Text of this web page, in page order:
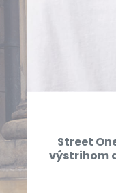
Street
výstrihom